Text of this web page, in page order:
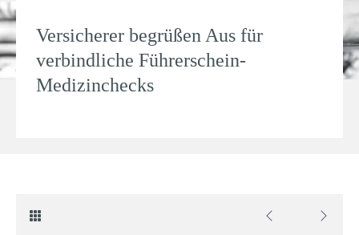
Versicherer begrüßen Aus für
verbindliche Führerschein-
Medizinchecks